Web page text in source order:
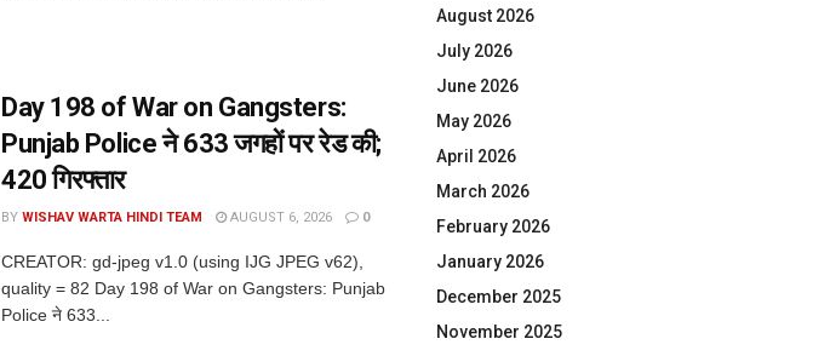
Day 198 of War on Gangsters:
Punjab Police ने 633 जगहों पर रेड की;
420 गिरफ्तार
BY WISHAV WARTA HINDI TEAM AUGUST 6, 2026 0
CREATOR: gd-jpeg v1.0 (using IJG JPEG v62),
quality = 82 Day 198 of War on Gangsters: Punjab
Police ने 633...
August 2026
July 2026
June 2026
May 2026
April 2026
March 2026
February 2026
January 2026
December 2025
November 2025